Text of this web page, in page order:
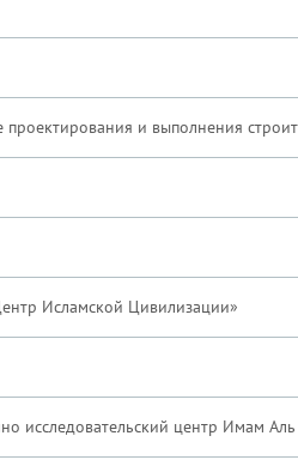
и выполнения
Исламской Цивилизации»
исследовательский центр Имам